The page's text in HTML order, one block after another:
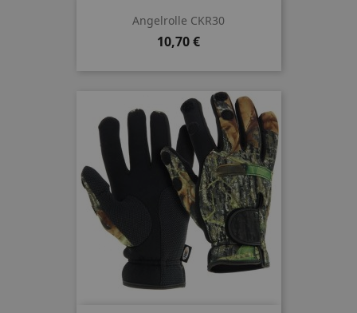
Angelrolle CKR30
Preis
10,70 €